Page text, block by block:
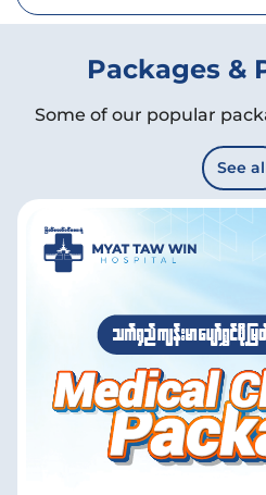
Packages &
Some of our popular
See